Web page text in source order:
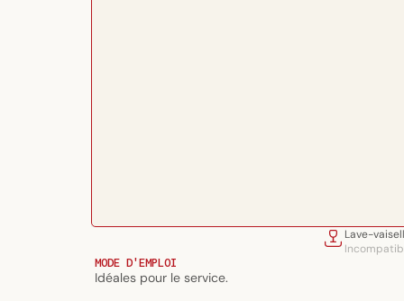
média
1
dans
Lave-
MODE D'EMPLOI
Idéales pour le service.